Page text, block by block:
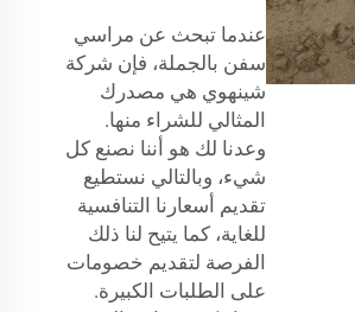
عندما تبحث عن مراسي
سفن بالجملة، فإن شركة
شينهوي هي مصدرك
المثالي للشراء منها.
وعدنا لك هو أننا نصنع كل
شيء، وبالتالي نستطيع
تقديم أسعارنا التنافسية
للغاية، كما يتيح لنا ذلك
الفرصة لتقديم خصومات
على الطلبات الكبيرة.